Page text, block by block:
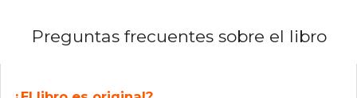
Preguntas frecuentes sobre el libro